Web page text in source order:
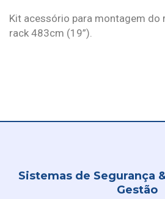
Kit acessório para montagem do
rack 483cm (19”).
Sistemas de Segurança
Gestão